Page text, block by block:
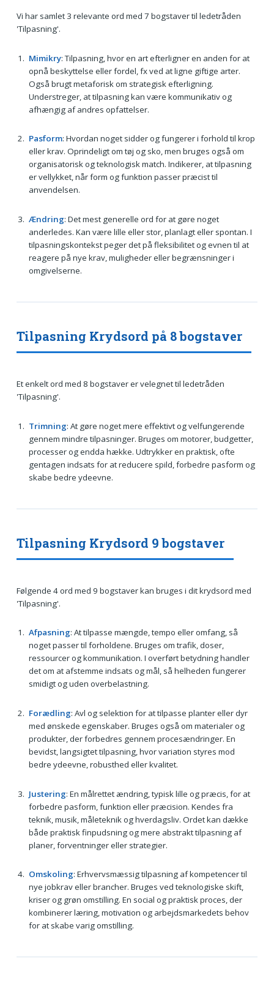
Vi har samlet 3 relevante ord med 7 bogstaver til ledetråden
'Tilpasning'.
Mimikry: Tilpasning, hvor en art efterligner en anden for at
opnå beskyttelse eller fordel, fx ved at ligne giftige arter.
Også brugt metaforisk om strategisk efterligning.
Understreger, at tilpasning kan være kommunikativ og
afhængig af andres opfattelser.
Pasform: Hvordan noget sidder og fungerer i forhold til krop
eller krav. Oprindeligt om tøj og sko, men bruges også om
organisatorisk og teknologisk match. Indikerer, at tilpasning
er vellykket, når form og funktion passer præcist til
anvendelsen.
Ændring: Det mest generelle ord for at gøre noget
anderledes. Kan være lille eller stor, planlagt eller spontan. I
tilpasningskontekst peger det på fleksibilitet og evnen til at
reagere på nye krav, muligheder eller begrænsninger i
omgivelserne.
Tilpasning Krydsord på 8 bogstaver
Et enkelt ord med 8 bogstaver er velegnet til ledetråden
'Tilpasning'.
Trimning: At gøre noget mere effektivt og velfungerende
gennem mindre tilpasninger. Bruges om motorer, budgetter,
processer og endda hække. Udtrykker en praktisk, ofte
gentagen indsats for at reducere spild, forbedre pasform og
skabe bedre ydeevne.
Tilpasning Krydsord 9 bogstaver
Følgende 4 ord med 9 bogstaver kan bruges i dit krydsord med
'Tilpasning'.
Afpasning: At tilpasse mængde, tempo eller omfang, så
noget passer til forholdene. Bruges om trafik, doser,
ressourcer og kommunikation. I overført betydning handler
det om at afstemme indsats og mål, så helheden fungerer
smidigt og uden overbelastning.
Forædling: Avl og selektion for at tilpasse planter eller dyr
med ønskede egenskaber. Bruges også om materialer og
produkter, der forbedres gennem procesændringer. En
bevidst, langsigtet tilpasning, hvor variation styres mod
bedre ydeevne, robusthed eller kvalitet.
Justering: En målrettet ændring, typisk lille og præcis, for at
forbedre pasform, funktion eller præcision. Kendes fra
teknik, musik, måleteknik og hverdagsliv. Ordet kan dække
både praktisk finpudsning og mere abstrakt tilpasning af
planer, forventninger eller strategier.
Omskoling: Erhvervsmæssig tilpasning af kompetencer til
nye jobkrav eller brancher. Bruges ved teknologiske skift,
kriser og grøn omstilling. En social og praktisk proces, der
kombinerer læring, motivation og arbejdsmarkedets behov
for at skabe varig omstilling.